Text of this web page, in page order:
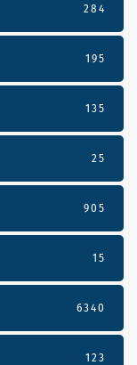
284
195
135
25
905
15
6340
123